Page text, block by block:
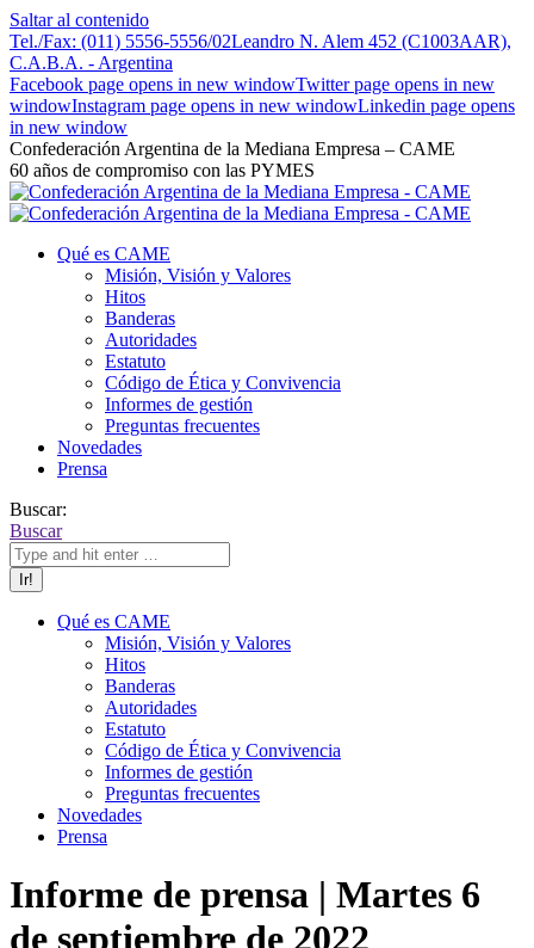
Saltar al contenido
Tel./Fax: (011) 5556-5556/02Leandro N. Alem 452 (C1003AAR),
C.A.B.A. - Argentina
Facebook page opens in new windowTwitter page opens in new
windowInstagram page opens in new windowLinkedin page opens
in new window
Confederación Argentina de la Mediana Empresa – CAME
60 años de compromiso con las PYMES
Qué es CAME
Misión, Visión y Valores
Hitos
Banderas
Autoridades
Estatuto
Código de Ética y Convivencia
Informes de gestión
Preguntas frecuentes
Novedades
Prensa
Buscar:
Buscar
Qué es CAME
Misión, Visión y Valores
Hitos
Banderas
Autoridades
Estatuto
Código de Ética y Convivencia
Informes de gestión
Preguntas frecuentes
Novedades
Prensa
Informe de prensa | Martes 6
de septiembre de 2022